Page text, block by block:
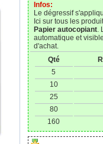
Infos:
Le dégressif
Ici sur tous les
Papier autocopiant.
automatique et
d'achat.
Qté
5
10
25
80
160